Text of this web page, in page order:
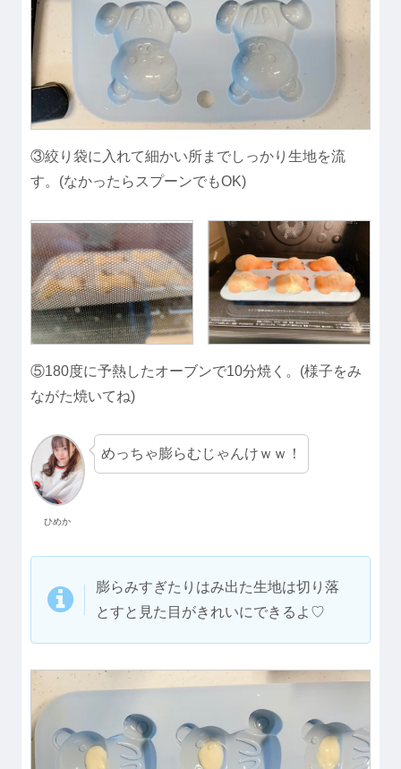
③絞り袋に入れて細かい所までしっかり生地を流
す。(なかったらスプーンでもOK)
⑤180度に予熱したオーブンで10分焼く。(様子をみ
ながた焼いてね)
ひめか
めっちゃ膨らむじゃんけｗｗ！
膨らみすぎたりはみ出た生地は切り落
とすと見た目がきれいにできるよ♡